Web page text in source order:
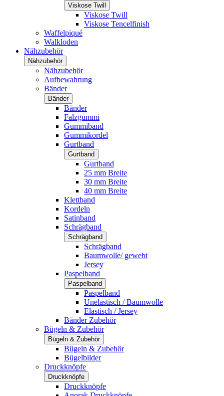
Viskose Twill
Viskose Twill
Viskose Tencelfinish
Waffelpiqué
Walkloden
Nähzubehör
Nähzubehör
Nähzubehör
Aufbewahrung
Bänder
Bänder
Bänder
Falzgummi
Gummiband
Gummikordel
Gurtband
Gurtband
Gurtband
25 mm Breite
30 mm Breite
40 mm Breite
Klettband
Kordeln
Satinband
Schrägband
Schrägband
Schrägband
Baumwolle/ gewebt
Jersey
Paspelband
Paspelband
Paspelband
Unelastisch / Baumwolle
Elastisch / Jersey
Bänder Zubehör
Bügeln & Zubehör
Bügeln & Zubehör
Bügeln & Zubehör
Bügelbilder
Druckknöpfe
Druckknöpfe
Druckknöpfe